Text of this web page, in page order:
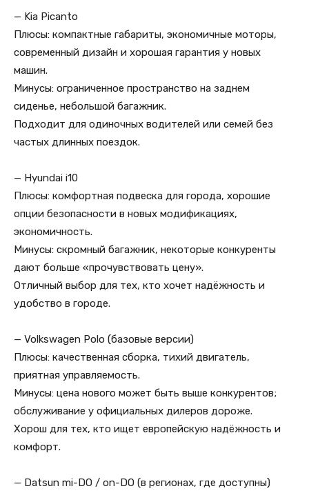
— Kia Picanto
Плюсы: компактные габариты, экономичные моторы,
современный дизайн и хорошая гарантия у новых
машин.
Минусы: ограниченное пространство на заднем
сиденье, небольшой багажник.
Подходит для одиночных водителей или семей без
частых длинных поездок.
— Hyundai i10
Плюсы: комфортная подвеска для города, хорошие
опции безопасности в новых модификациях,
экономичность.
Минусы: скромный багажник, некоторые конкуренты
дают больше «прочувствовать цену».
Отличный выбор для тех, кто хочет надёжность и
удобство в городе.
— Volkswagen Polo (базовые версии)
Плюсы: качественная сборка, тихий двигатель,
приятная управляемость.
Минусы: цена нового может быть выше конкурентов;
обслуживание у официальных дилеров дороже.
Хорош для тех, кто ищет европейскую надёжность и
комфорт.
— Datsun mi-DO / on-DO (в регионах, где доступны)